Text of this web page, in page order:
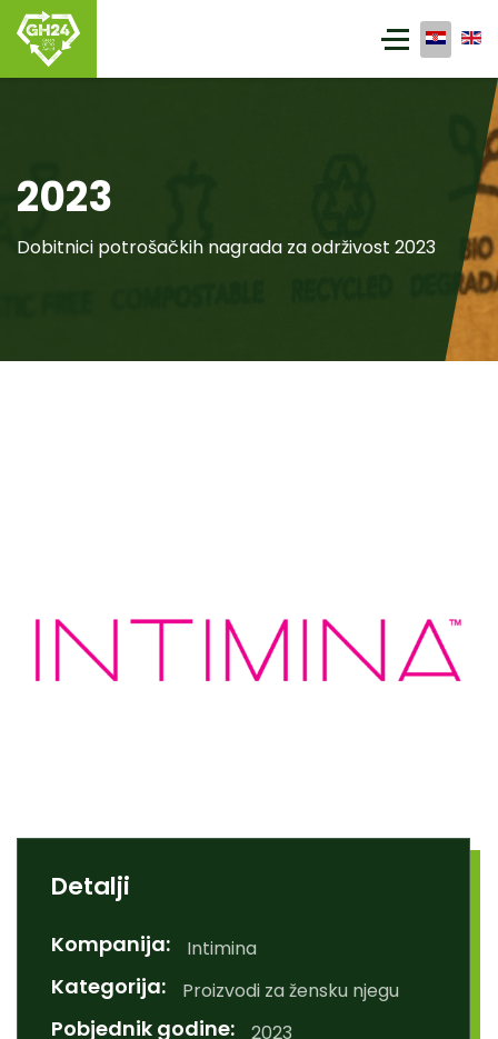
2023
Dobitnici potrošačkih nagrada za održivost 2023
Detalji
Kompanija: Intimina
Kategorija: Proizvodi za žensku njegu
Pobjednik godine: 2023